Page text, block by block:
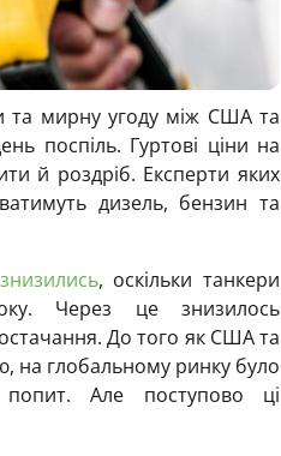
та мирну угоду між США та
поспіль. Гуртові ціни на
й роздріб. Експерти яких
дизель, бензин та
, оскільки танкери
Через це знизилось
До того як США та
на глобальному ринку було
Але поступово ці